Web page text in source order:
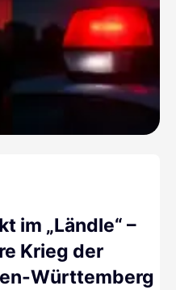
im „Ländle“ –
Krieg der
Württemberg